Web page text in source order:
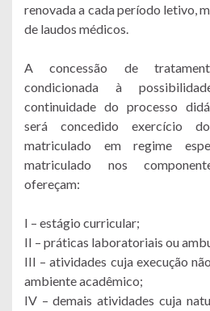
renovada a cada período letivo,
de laudos médicos.
A concessão de
condicionada à
continuidade do processo
será concedido exercício
matriculado em regime
matriculado nos
ofereçam:
I – estágio curricular;
II – práticas laboratoriais ou
III – atividades cuja execução
ambiente acadêmico;
IV – demais atividades cuja